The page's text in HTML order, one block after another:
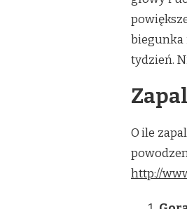
biegunka
tydzień.
O ile
http://